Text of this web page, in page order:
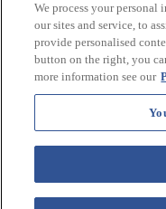
vacacional.
Aviso: las funciones de
ser una lista exhaustiva o
de la instalación,
habitaciones y / o
obtener información sobre
nuestraPolítica de
We process your personal
our sites and service, to
provide personalised
button on the right, you
more information see our